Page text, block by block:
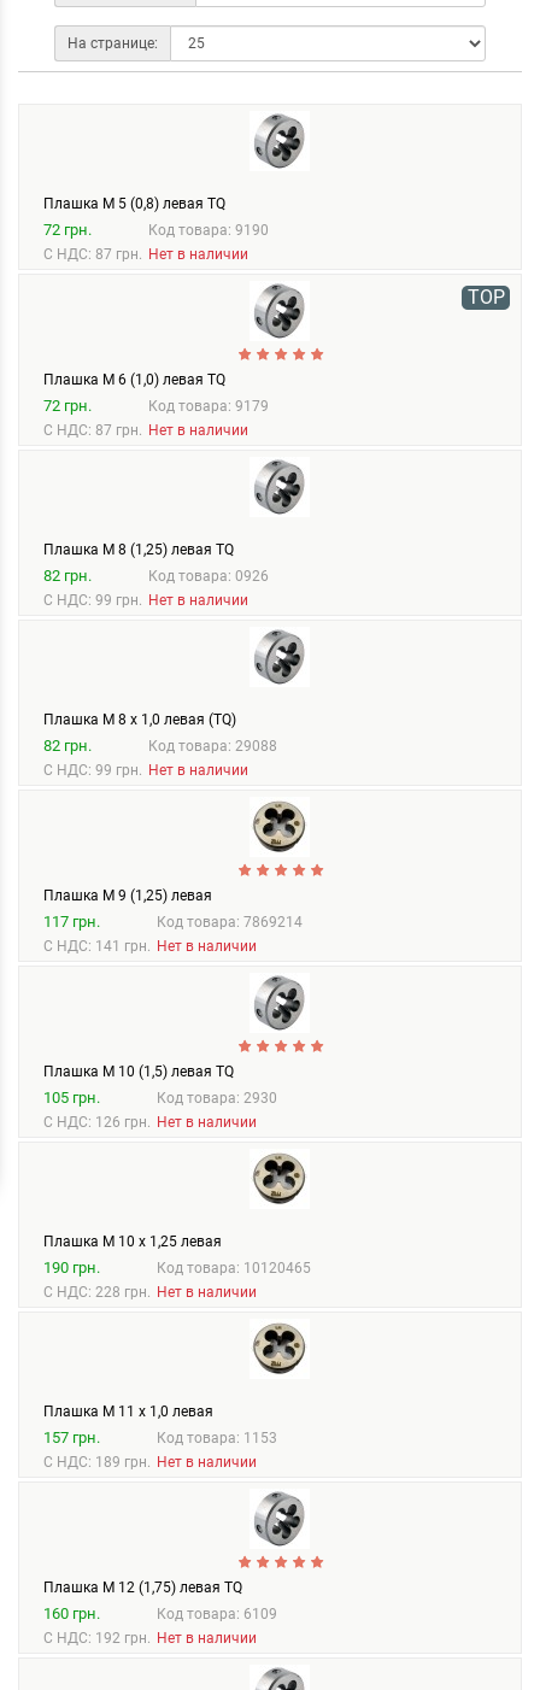
На странице:
Плашка М 5 (0,8) левая TQ
72 грн.
С НДС: 87 грн.
Код товара: 9190
Нет в наличии
TOP
Плашка М 6 (1,0) левая TQ
72 грн.
С НДС: 87 грн.
Код товара: 9179
Нет в наличии
Плашка М 8 (1,25) левая TQ
82 грн.
С НДС: 99 грн.
Код товара: 0926
Нет в наличии
Плашка М 8 х 1,0 левая (TQ)
82 грн.
С НДС: 99 грн.
Код товара: 29088
Нет в наличии
Плашка М 9 (1,25) левая
117 грн.
С НДС: 141 грн.
Код товара: 7869214
Нет в наличии
Плашка М 10 (1,5) левая TQ
105 грн.
С НДС: 126 грн.
Код товара: 2930
Нет в наличии
Плашка М 10 х 1,25 левая
190 грн.
С НДС: 228 грн.
Код товара: 10120465
Нет в наличии
Плашка М 11 х 1,0 левая
157 грн.
С НДС: 189 грн.
Код товара: 1153
Нет в наличии
Плашка М 12 (1,75) левая TQ
160 грн.
С НДС: 192 грн.
Код товара: 6109
Нет в наличии